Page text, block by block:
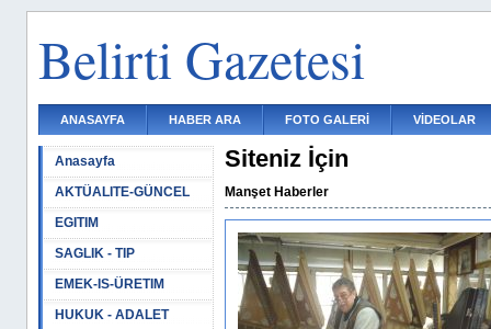
Belirti Gazetesi
ANASAYFA HABER ARA FOTO GALERİ VİDEOLAR
Anasayfa
AKTÜALITE-GÜNCEL
EGITIM
SAGLIK - TIP
EMEK-IS-ÜRETIM
HUKUK - ADALET
Siteniz İçin
Manşet Haberler